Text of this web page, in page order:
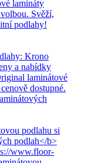
lamináty
Svěží,
podlahy!
Krono
a nabídky
laminátové
dostupné.
podlahu si
podlah</b>
www.floor-